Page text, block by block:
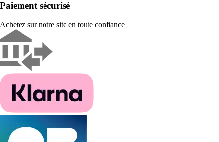
Paiement sécurisé
Achetez sur notre site en toute confiance